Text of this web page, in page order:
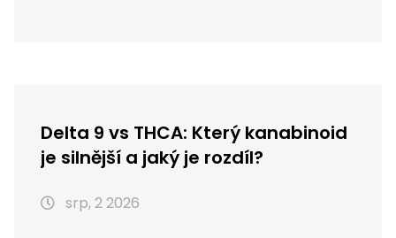
Delta 9 vs THCA: Který kanabinoid
je silnější a jaký je rozdíl?
srp, 2 2026